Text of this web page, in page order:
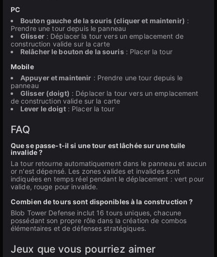
PC
Bouton gauche de la souris (cliquer et maintenir) :
Prendre une tour depuis le panneau
Glisser: Déplacer la tour vers un emplacement de
construction valide sur la carte
Relâcher le bouton de la souris: Placer la tour
Mobile
Appuyer et maintenir : Prendre une tour depuis le
panneau
Glisser (doigt) : Déplacer la tour vers un emplacement
de construction valide sur la carte
Lever le doigt: Placer la tour
FAQ
Que se passe-t-il si une tour est lâchée sur une tuile
invalide ?
La tour retourne automatiquement dans le panneau et aucun
or n'est dépensé. Les zones valides et invalides sont
indiquées en temps réel pendant le déplacement : vert pour
valide, rouge pour invalide.
Combien de tours sont disponibles à la construction ?
Blob Tower Defense inclut 16 tours uniques, chacune
possédant son propre rôle dans la création de combos
élémentaires et de défenses stratégiques.
Jeux que vous pourriez aimer